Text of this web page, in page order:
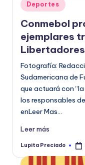
Publicado
en
Deportes
Conmebol
ejemplares
Fotografía:
Sudamericana de
que actuará con
los responsables
enLeer Mas…
Leer más
Publicado
Lupita Preciado